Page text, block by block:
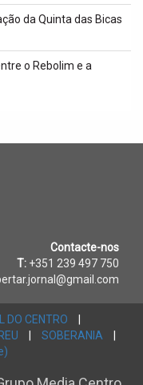
da Quinta das Bicas
o Rebolim e a
Contacte-nos
T: +351 239 497 750
DO CENTRO
SOBERANIA